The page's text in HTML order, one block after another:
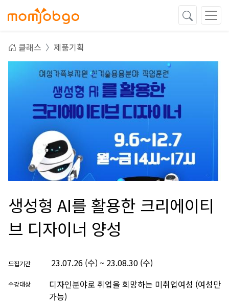
클래스 제품기획
생성형 AI를 활용한 크리에이티
브 디자이너 양성
모집기간 23.07.26 (수) ~ 23.08.30 (수)
수강대상
디자인분야로 취업을 희망하는 미취업여성 (여성만
가능)